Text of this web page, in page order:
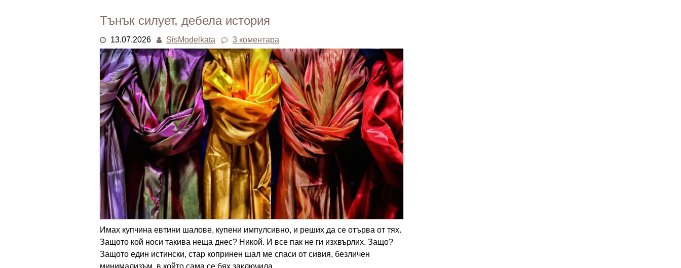
Тънък силует, дебела история
13.07.2026 SisModelkata 3 коментара
Имах купчина евтини шалове, купени импулсивно, и реших да се отърва от тях.
Защото кой носи такива неща днес? Никой. И все пак не ги изхвърлих. Защо?
Защото един истински, стар копринен шал ме спаси от сивия, безличен
минимализъм, в който сама се бях заключила.